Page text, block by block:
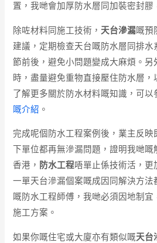
置，我哋會加厚防水層同加裝密封膠
除咗材料同施工技術， 天台滲漏嘅預
建議，定期檢查天台嘅防水層同排
節前後，避免小問題變成大麻煩。另
時，盡量避免重物直接壓住防水層
了解更多關於防水材料嘅知識，可以
嘅介紹 。
完成呢個防水工程案例後，業主反映
下單位都再無滲漏問題，證明我哋嘅
香港， 防水工程唔單止係技術活，
一單天台滲漏個案嘅成因同解決方法
嘅防水工程師傅，我哋必須因地制宜
施工方案。
如果你嘅住宅或大廈亦有類似嘅天台